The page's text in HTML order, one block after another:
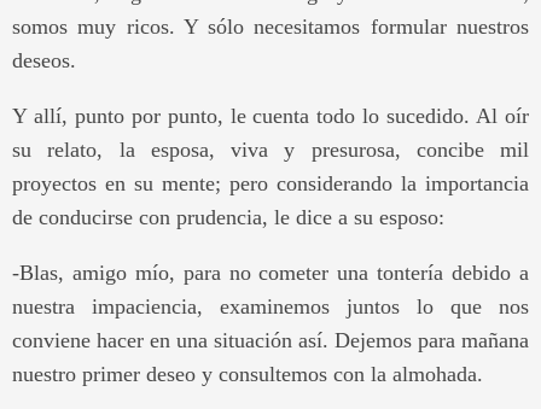
somos muy ricos. Y sólo necesitamos formular nuestros
deseos.
Y allí, punto por punto, le cuenta todo lo sucedido. Al oír
su relato, la esposa, viva y presurosa, concibe mil
proyectos en su mente; pero considerando la importancia
de conducirse con prudencia, le dice a su esposo:
-Blas, amigo mío, para no cometer una tontería debido a
nuestra impaciencia, examinemos juntos lo que nos
conviene hacer en una situación así. Dejemos para mañana
nuestro primer deseo y consultemos con la almohada.